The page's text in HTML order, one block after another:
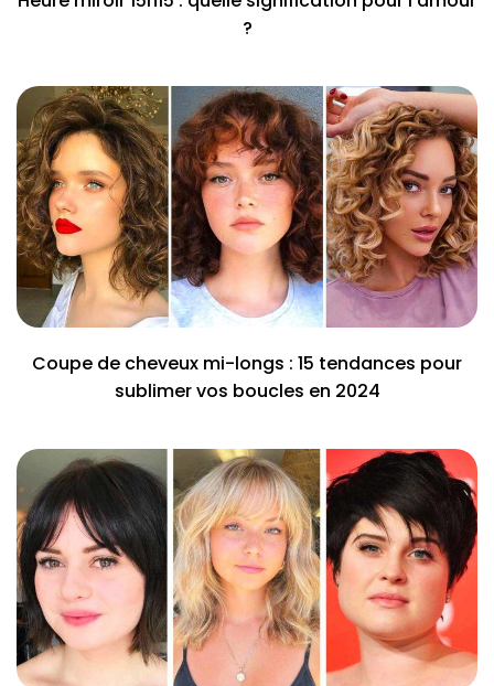
?
Coupe de cheveux mi-longs : 15 tendances pour
sublimer vos boucles en 2024